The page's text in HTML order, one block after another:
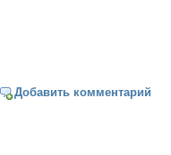
Добавить комментарий